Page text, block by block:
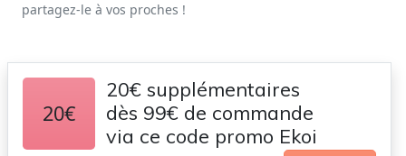
partagez-le à vos proches !
20€
20€ supplémentaires
dès 99€ de commande
via ce code promo Ekoi